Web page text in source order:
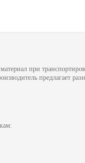
при
предлагает